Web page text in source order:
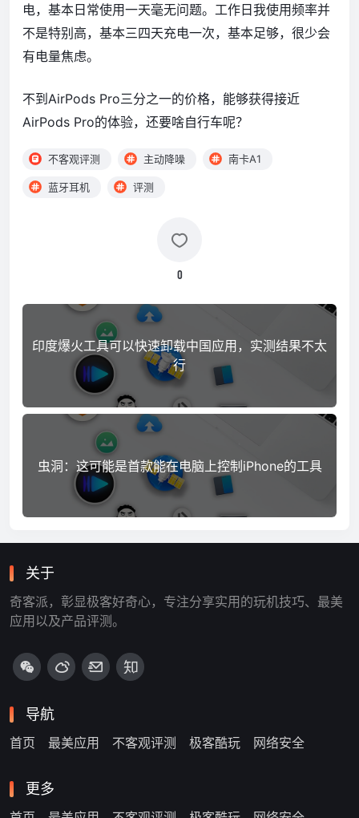
电，基本日常使用一天毫无问题。工作日我使用频率并
不是特别高，基本三四天充电一次，基本足够，很少会
有电量焦虑。
不到AirPods Pro三分之一的价格，能够获得接近
AirPods Pro的体验，还要啥自行车呢？
不客观评测 主动降噪 南卡A1
蓝牙耳机 评测
0
印度爆火工具可以快速卸载中国应用，实测结果不太
行
虫洞：这可能是首款能在电脑上控制iPhone的工具
关于
奇客派，彰显极客好奇心，专注分享实用的玩机技巧、最美
应用以及产品评测。
导航
首页 最美应用 不客观评测 极客酷玩 网络安全
更多